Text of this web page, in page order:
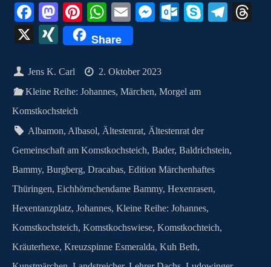
Fa
ce
bo
ok
M
as
to
do
n
Pi
nt
er
es
t
W
ha
ts
A
pp
E
m
ail
M
ng
er
O
.c
m
S
Te
X
X
N
G
Share
Jens K. Carl
2. Oktober 2023
Kleine Reihe: Johannes,Märchen,Morgel am
Komstkochsteich
Albamon,Albasol,Ältestenrat,Ältestenrat der
Gemeinschaft am Komstkochsteich, Bader, Baldrichstein,
Bammy, Burgberg, Dracabas, Edition Märchenhaftes
Thüringen, Eichhörnchendame Bammy, Hexenrasen,
Hexentanzplatz, Johannes, Kleine Reihe: Johannes,
Komstkochsteich, Komstkochswiese, Komstkochteich,
Kräuterhexe, Kreuzspinne Esmeralda, Kuh Beth,